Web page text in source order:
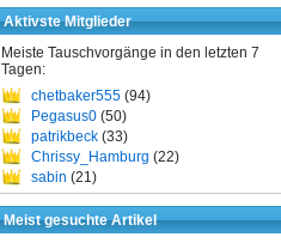
Aktivste Mitglieder
Meiste Tauschvorgänge in den letzten 7
Tagen:
chetbaker555 (94)
Pegasus0 (50)
patrikbeck (33)
Chrissy_Hamburg (22)
sabin (21)
Meist gesuchte Artikel